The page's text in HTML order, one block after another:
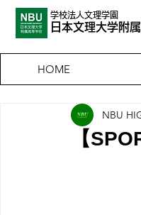
学校法人文理学園
​日本文理大学附
HOME
【
NBU